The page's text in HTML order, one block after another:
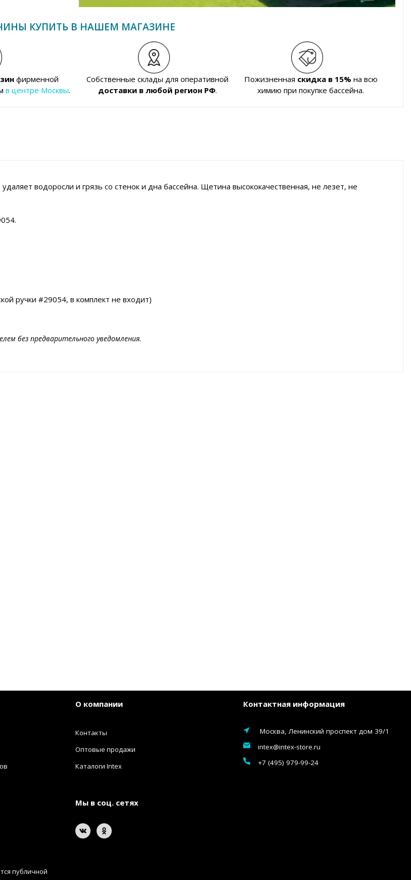
КУПИТЬ В НАШЕМ МАГАЗИНЕ
фирменной
в центре Москвы.
Собственные склады для оперативной
доставки в любой регион РФ.
Пожизненная скидка в 15% на всю
химию при покупке бассейна.
водоросли и грязь со стенок и дна бассейна. Щетина высококачественная, не лезет, не
ручки #29054, в комплект не входит)
без предварительного уведомления.
О компании
Контакты
Оптовые продажи
Каталоги Intex
Мы в соц. сетях
Контактная информация
Москва, Ленинский проспект дом 39/1
intex@intex-store.ru
+7 (495) 979-99-24
публичной